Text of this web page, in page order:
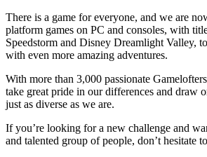
There is a game for everyone, and we are
platform games on PC and consoles, with
Speedstorm and Disney Dreamlight Valley,
with even more amazing adventures.
With more than 3,000 passionate
take great pride in our differences and draw
just as diverse as we are.
If you’re looking for a new challenge and
and talented group of people, don’t hesitate